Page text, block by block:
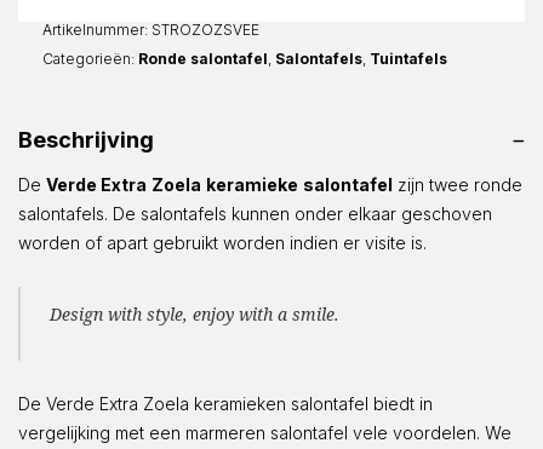
aantal
Artikelnummer: STROZOZSVEE
Categorieën: Ronde salontafel Salontafels Tuintafels
Beschrijving
De Verde Extra Zoela keramieke salontafel zijn twee ronde
salontafels. De salontafels kunnen onder elkaar geschoven
worden of apart gebruikt worden indien er visite is.
Design with style, enjoy with a smile.
De Verde Extra Zoela keramieken salontafel biedt in
vergelijking met een marmeren salontafel vele voordelen. We